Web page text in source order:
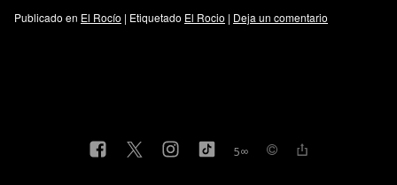
Publicado en El Rocío | Etiquetado El Rocio | Deja un comentario
5∞